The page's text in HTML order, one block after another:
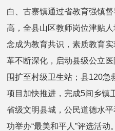
白、古寨镇通过省教育强镇
高，全县山区教师岗位津贴
念成为教育共识，素质教育
革不断深化，启动县级公立
围扩至村级卫生站；县120急
项目加快推进，完成5间乡镇
省级文明县城，公民道德水
功举办“最美和平人”评选活